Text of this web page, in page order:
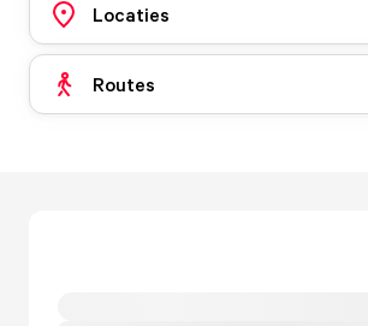
Locaties
Routes